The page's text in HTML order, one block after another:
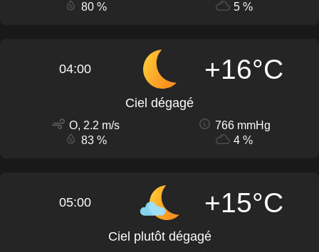
80 %
5 %
04:00 +16°C
Ciel dégagé
O, 2.2 m/s
766 mmHg
83 %
4 %
05:00 +15°C
Ciel plutôt dégagé